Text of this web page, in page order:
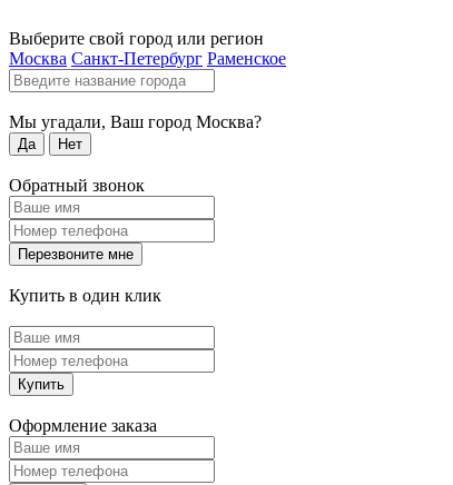
Выберите свой город или регион
Москва Санкт-Петербург Раменское
Мы угадали, Ваш город Москва?
Да Нет
Обратный звонок
Перезвоните мне
Купить в один клик
Купить
Оформление заказа